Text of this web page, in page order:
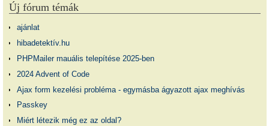
Új fórum témák
ajánlat
hibadetektív.hu
PHPMailer mauális telepítése 2025-ben
2024 Advent of Code
Ajax form kezelési probléma - egymásba ágyazott ajax meghívás
Passkey
Miért létezik még ez az oldal?